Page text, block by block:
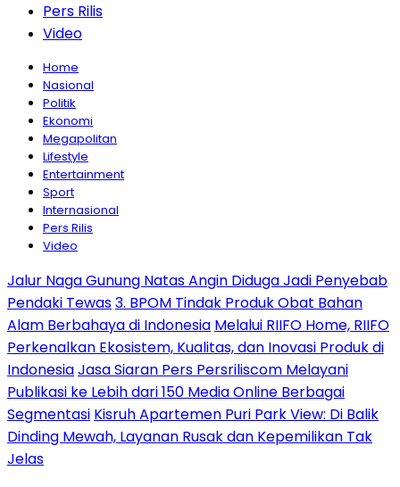
Pers Rilis
Video
Home
Nasional
Politik
Ekonomi
Megapolitan
Lifestyle
Entertainment
Sport
Internasional
Pers Rilis
Video
Jalur Naga Gunung Natas Angin Diduga Jadi Penyebab
Pendaki Tewas3. BPOM Tindak Produk Obat Bahan
Alam Berbahaya di Indonesia Melalui RIIFO Home, RIIFO
Perkenalkan Ekosistem, Kualitas, dan Inovasi Produk di
IndonesiaJasa Siaran Pers Persriliscom Melayani
Publikasi ke Lebih dari 150 Media Online Berbagai
Segmentasi Kisruh Apartemen Puri Park View: Di Balik
Dinding Mewah, Layanan Rusak dan Kepemilikan Tak
Jelas